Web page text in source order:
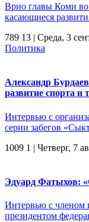
Врио главы Коми во
касающиеся
789 13 | Среда, 3
Политика
Александр
развитие спорта и
Интервью с
серии забегов
1009 1 | Четверг, 7
Эдуард Фатыхов:
Интервью с членом
президентом